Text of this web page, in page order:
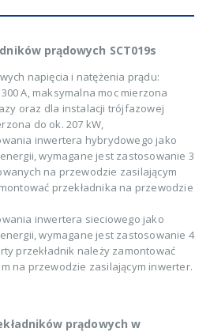
prądowych SCT019s
napięcia i natężenia prądu:
A, maksymalna moc mierzona
oraz dla instalacji trójfazowej
do ok. 207 kW,
inwertera hybrydowego jako
wymagane jest zastosowanie 3
na przewodzie zasilającym
przekładnika na przewodzie
inwertera sieciowego jako
wymagane jest zastosowanie 4
przekładnik należy zamontować
na przewodzie zasilającym inwerter.
prądowych w